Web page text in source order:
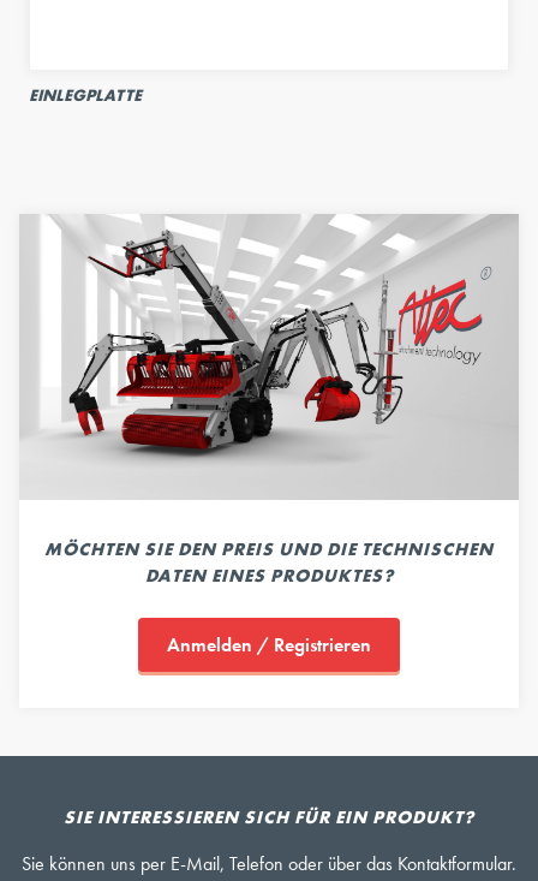
EINLEGPLATTE
MÖCHTEN SIE DEN PREIS UND DIE TECHNISCHEN
DATEN EINES PRODUKTES?
Anmelden / Registrieren
SIE INTERESSIEREN SICH FÜR EIN PRODUKT?
Sie können uns per E-Mail, Telefon oder über das Kontaktformular.